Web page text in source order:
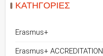
KΑΤΗΓΟΡΊΕΣ
Erasmus+
Erasmus+ ACCREDITATION